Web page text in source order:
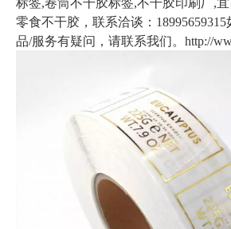
标签,卷筒不干胶标签,不干胶印刷厂,
零食不干胶 ，联系洽谈：
品/服务有疑问，请联系我们。http://